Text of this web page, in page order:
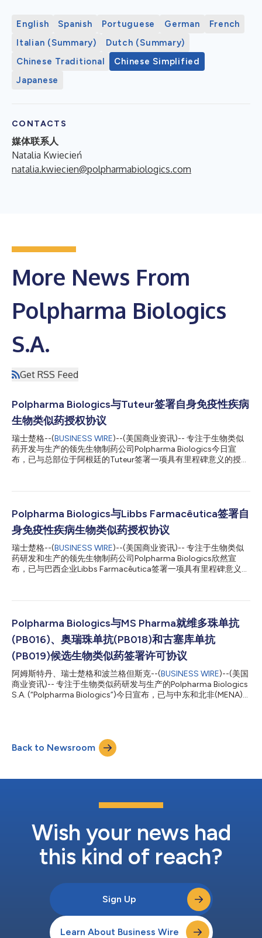
English Spanish Portuguese German
French
Italian (Summary)
Dutch (Summary)
Chinese Traditional
Chinese Simplified
Japanese
CONTACTS
媒体联系人
Natalia Kwiecień
natalia.kwiecien@polpharmabiologics.com
More News From
Polpharma Biologics
S.A.
Get RSS Feed
Polpharma Biologics与Tuteur签署自身免疫性疾病
生物类似药授权协议
瑞士楚格--(BUSINESS WIRE)--(美国商业资讯)-- 专注于生物类似
药开发与生产的领先生物制药公司Polpharma Biologics今日宣
布，已与总部位于阿根廷的Tuteur签署一项具有里程碑意义的授权
商业化权益。 Polpharma Biologics将全权负责该生物类似药的开
销及分销。此次合作体现了双方的共同承诺，即致力于提高高质
量、可负担的生物疗法对整个拉丁美洲地区患者的可及性。
Polpharma Biologics首席执行官Anjan Selz表示：“与Tuteur合作
是推进我们在全球范围内扩大生物类似药可及性这一使命的重要一
步。凭借其在拉丁美洲深厚的本土专业知识和商业化能力，我们完
全有能力将这一重要疗法带给饱受自身免疫性疾病困扰的患者。我
们的共同目标是提高有效且可负担的治疗选择对整个地区的可及
Polpharma Biologics与Libbs Farmacêutica签署自
身免疫性疾病生物类似药授权协议
瑞士楚格--(BUSINESS WIRE)--(美国商业资讯)-- 专注于生物类似
药研发和生产的领先生物制药公司Polpharma Biologics欣然宣
布，已与巴西企业Libbs Farmacêutica签署一项具有里程碑意义的
家商业化权利。 Polpharma Biologics将全权负责该生物类似药的
商业化、营销和分销授权。此次合作开启了令人振奋的新机遇，也
彰显了两家公司共同的承诺，即为患者提供创新且可及的治疗方
案。 Polpharma Biologics首席执行官Anjan Selz表示：“携这款生
物类似药进军巴西市场，对Polpharma Biologics而言是重要的一
步，也体现了我们持续致力于在全球范围内扩大高质量、可负担生
物治疗药物可及性的使命。Libbs Farmacêutica对巴西市场有着深
入的了解，与该公司合作让我们获得了强大的商业专业知识。结合
我们的研...
Polpharma Biologics与MS Pharma就维多珠单抗
(PB016)、奥瑞珠单抗(PB018)和古塞库单抗
(PB019)候选生物类似药签署许可协议
阿姆斯特丹、瑞士楚格和波兰格但斯克--(BUSINESS WIRE)--(美国
商业资讯)-- 专注于生物类似药研发与生产的Polpharma Biologics
S.A. (“Polpharma Biologics”)今日宣布，已与中东和北非(MENA)
MS Pharma将负责这三款生物类似药在MENA地区的注册、营销和
分销，而Polpharma Biologics将继续承担研发、生产和供应职
责。此外，双方已同意将灌装业务转移至MENA地区。相关操作将
多珠单抗是靶向α4β7整合素（一种参与免疫细胞向肠道迁移的分
靶向CD20阳性B细胞，通过耗竭该细胞帮助减轻炎症，并延缓多
发性硬化症患者的残疾进展。古塞库单抗是选择性结合白细胞介
Back to Newsroom
Wish your news had
this kind of reach?
Sign Up
Learn About Business Wire